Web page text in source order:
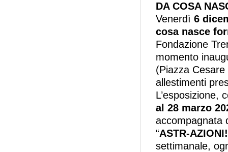
DA COSA
Venerdì 6
cosa nasce
Fondazione
momento
(Piazza
allestimenti
L’esposizione,
al 28 marzo
accompagnata
“ASTR-AZIONI!
settimanale,